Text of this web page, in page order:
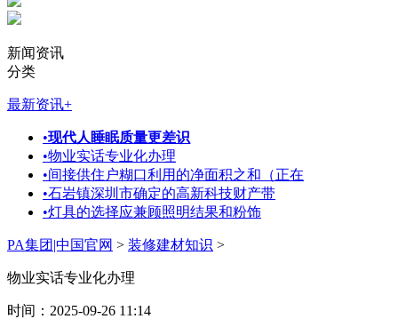
新闻资讯
分类
最新资讯+
•现代人睡眠质量更差识
•物业实话专业化办理
•间接供住户糊口利用的净面积之和（正在
•石岩镇深圳市确定的高新科技财产带
•灯具的选择应兼顾照明结果和粉饰
PA集团|中国官网 > 装修建材知识 >
物业实话专业化办理
时间：2025-09-26 11:14